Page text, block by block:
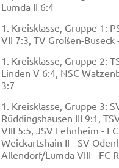
Lumda II 6:4
1. Kreisklasse, Gruppe 1:
VII 7:3, TV Großen-Buseck
1. Kreisklasse, Gruppe 2:
Linden V 6:4, NSC
3:7
1. Kreisklasse, Gruppe 3:
Rüddingshausen III 9:1,
VIII 5:5, JSV Lehnheim -
Weickartshain II - SV
Allendorf/Lumda VIII - FC